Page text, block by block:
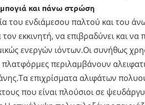
και πάνω στρώση
του ενδιάμεσου παλτού και του
εκκινητή, να επιβραδύνει και
ενεργών ιόντων.Οι συνήθως
πλατφόρμες περιλαμβάνουν
επιχρίσματα αλιφάτων
που είναι πλούσιοι σε